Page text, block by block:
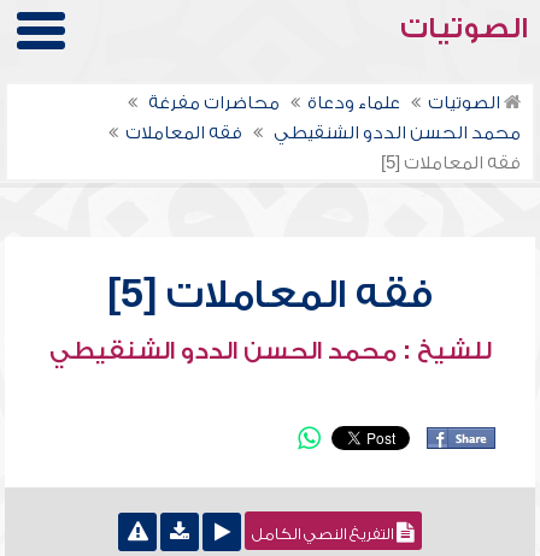
الصوتيات
الصوتيات علماء ودعاة
محاضرات مفرغة
محمد الحسن الددو الشنقيطي
فقه المعاملات
فقه المعاملات [5]
فقه المعاملات [5]
للشيخ : محمد الحسن الددو الشنقيطي
التفريغ النصي الكامل